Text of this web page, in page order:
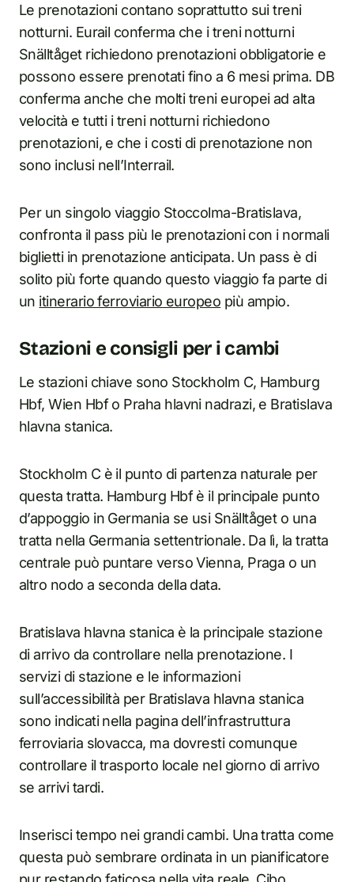
Le prenotazioni contano soprattutto sui treni
notturni. Eurail conferma che i treni notturni
Snälltåget richiedono prenotazioni obbligatorie e
possono essere prenotati fino a 6 mesi prima. DB
conferma anche che molti treni europei ad alta
velocità e tutti i treni notturni richiedono
prenotazioni, e che i costi di prenotazione non
sono inclusi nell’Interrail.
Per un singolo viaggio Stoccolma-Bratislava,
confronta il pass più le prenotazioni con i normali
biglietti in prenotazione anticipata. Un pass è di
solito più forte quando questo viaggio fa parte di
un itinerario ferroviario europeo più ampio.
Stazioni e consigli per i cambi
Le stazioni chiave sono Stockholm C, Hamburg
Hbf, Wien Hbf o Praha hlavni nadrazi, e Bratislava
hlavna stanica.
Stockholm C è il punto di partenza naturale per
questa tratta. Hamburg Hbf è il principale punto
d’appoggio in Germania se usi Snälltåget o una
tratta nella Germania settentrionale. Da lì, la tratta
centrale può puntare verso Vienna, Praga o un
altro nodo a seconda della data.
Bratislava hlavna stanica è la principale stazione
di arrivo da controllare nella prenotazione. I
servizi di stazione e le informazioni
sull’accessibilità per Bratislava hlavna stanica
sono indicati nella pagina dell’infrastruttura
ferroviaria slovacca, ma dovresti comunque
controllare il trasporto locale nel giorno di arrivo
se arrivi tardi.
Inserisci tempo nei grandi cambi. Una tratta come
questa può sembrare ordinata in un pianificatore